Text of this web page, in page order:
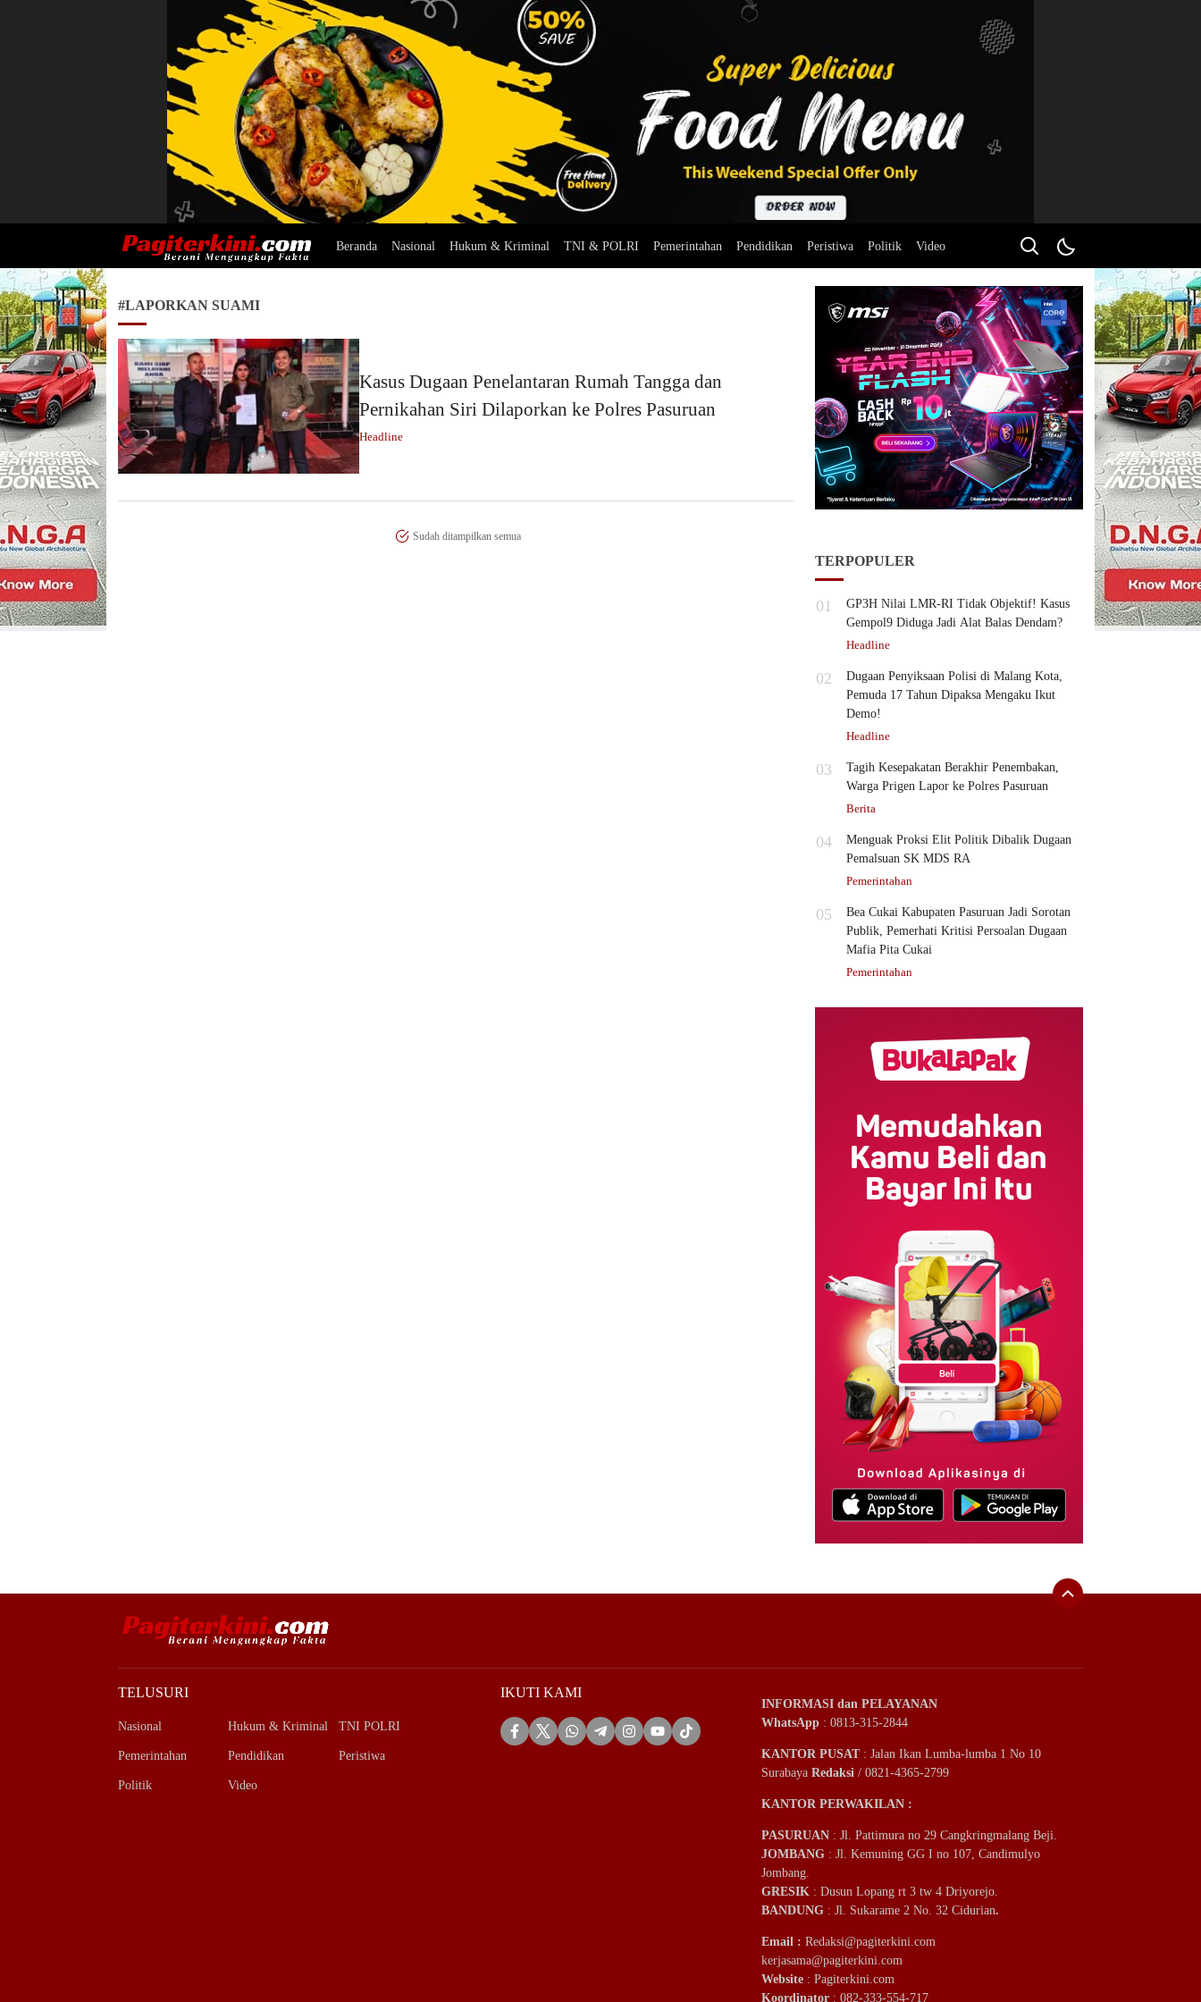
Beranda Nasional Hukum & Kriminal TNI & POLRI Pemerintahan Pendidikan Peristiwa Politik Video
#LAPORKAN SUAMI
Kasus Dugaan Penelantaran Rumah Tangga dan
Pernikahan Siri Dilaporkan ke Polres Pasuruan
Headline
Sudah ditampilkan semua
TERPOPULER
01
GP3H Nilai LMR-RI Tidak Objektif! Kasus
Gempol9 Diduga Jadi Alat Balas Dendam?
Headline
02
Dugaan Penyiksaan Polisi di Malang Kota,
Pemuda 17 Tahun Dipaksa Mengaku Ikut
Demo!
Headline
03
Tagih Kesepakatan Berakhir Penembakan,
Warga Prigen Lapor ke Polres Pasuruan
Berita
04
Menguak Proksi Elit Politik Dibalik Dugaan
Pemalsuan SK MDS RA
Pemerintahan
05
Bea Cukai Kabupaten Pasuruan Jadi Sorotan
Publik, Pemerhati Kritisi Persoalan Dugaan
Mafia Pita Cukai
Pemerintahan
TELUSURI
Nasional Hukum & Kriminal TNI POLRI
Pemerintahan Pendidikan Peristiwa
Politik Video
IKUTI KAMI
INFORMASI dan PELAYANAN
WhatsApp : 0813-315-2844
KANTOR PUSAT: Jalan Ikan Lumba-lumba 1 No 10
Surabaya Redaksi / 0821-4365-2799
KANTOR PERWAKILAN :
PASURUAN : Jl. Pattimura no 29 Cangkringmalang Beji.
JOMBANG : Jl. Kemuning GG I no 107, Candimulyo
Jombang.
GRESIK : Dusun Lopang rt 3 tw 4 Driyorejo.
BANDUNG : Jl. Sukarame 2 No. 32 Cidurian.
Email : Redaksi@pagiterkini.com
kerjasama@pagiterkini.com
Website : Pagiterkini.com
Koordinator : 082-333-554-717